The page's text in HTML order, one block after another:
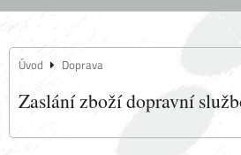
Úvod Doprava
Zaslání zboží dopravní